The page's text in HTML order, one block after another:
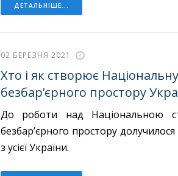
ДЕТАЛЬНІШЕ...
02 БЕРЕЗНЯ 2021
Хто і як створює
безбар’єрного простору
До роботи над Національною
безбар’єрного простору
з усієї України.